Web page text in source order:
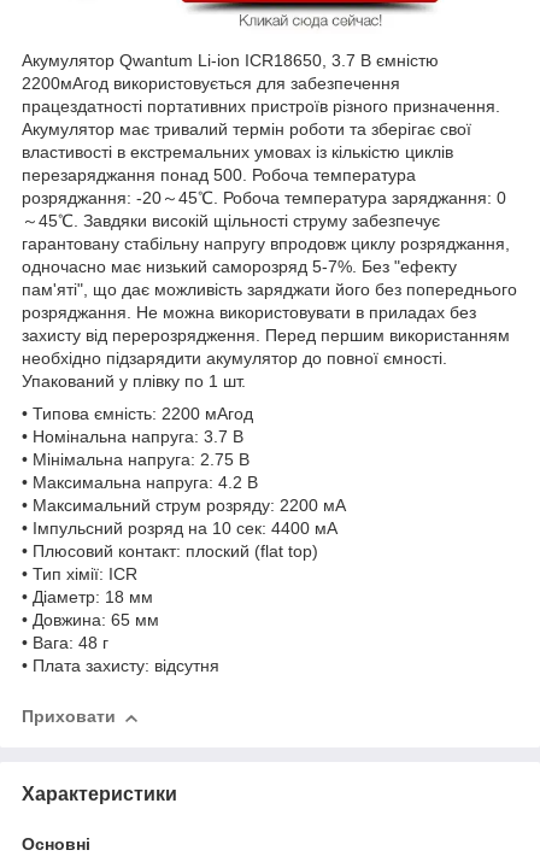
Акумулятор Qwantum Li-ion ICR18650, 3.7 В ємністю
2200мАгод використовується для забезпечення
працездатності портативних пристроїв різного призначення.
Акумулятор має тривалий термін роботи та зберігає свої
властивості в екстремальних умовах із кількістю циклів
перезаряджання понад 500. Робоча температура
розряджання: -20～45℃. Робоча температура заряджання: 0
～45℃. Завдяки високій щільності струму забезпечує
гарантовану стабільну напругу впродовж циклу розряджання,
одночасно має низький саморозряд 5-7%. Без "ефекту
пам'яті", що дає можливість заряджати його без попереднього
розряджання. Не можна використовувати в приладах без
захисту від перерозрядження. Перед першим використанням
необхідно підзарядити акумулятор до повної ємності.
Упакований у плівку по 1 шт.
• Типова ємність: 2200 мАгод
• Номінальна напруга: 3.7 В
• Мінімальна напруга: 2.75 В
• Максимальна напруга: 4.2 В
• Максимальний струм розряду: 2200 мА
• Імпульсний розряд на 10 сек: 4400 мА
• Плюсовий контакт: плоский (flat top)
• Тип хімії: ICR
• Діаметр: 18 мм
• Довжина: 65 мм
• Вага: 48 г
• Плата захисту: відсутня
Приховати
Характеристики
Основні